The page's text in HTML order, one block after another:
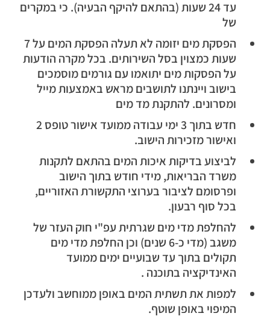
עד 24 שעות (בהתאם להיקף הבעיה). כי במקרים
של
הפסקת מים יזומה לא תעלה הפסקת המים על 7
שעות כמצוין בסל השירותים. בכל מקרה הודעות
על הפסקות מים יתואמו עם גורמים מוסמכים
בישוב ויינתנו לתושבים מראש באמצעות מייל
ומסרונים. להתקנת מד מים
חדש בתוך 3 ימי עבודה ממועד אישור טופס 2
ואישור מזכירות הישוב.
לביצוע בדיקות איכות המים בהתאם לתקנות
משרד הבריאות, מידי חודש בתוך הישוב
ופרסומם לציבור בערוצי התקשורת האזוריים,
בכל סוף רבעון.
להחלפת מדי מים שגרתית עפ"י חוק העזר של
משגב (מדי כ-6 שנים) וכן החלפת מדי מים
תקולים בתוך עד שבועיים ימים ממועד
האינדיקציה בתוכנה .
למפות את תשתית המים באופן ממוחשב ולעדכן
המיפוי באופן שוטף.